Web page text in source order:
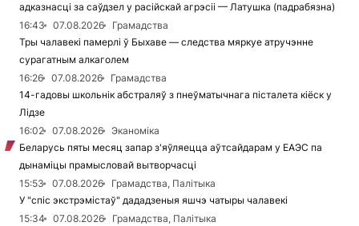
адказнасці за саўдзел у расійскай агрэсіі — Латушка (падрабязна)
16:43
07.08.2026
Грамадства
Тры чалавекі памерлі ў Быхаве — следства мяркуе атручэнне
сурагатным алкаголем
16:26
07.08.2026
Грамадства
14-гадовы школьнік абстраляў з пнеўматычнага пісталета кіёск у
Лідзе
16:02
07.08.2026
Эканоміка
Беларусь пяты месяц запар з'яўляецца аўтсайдарам у ЕАЭС па
дынаміцы прамысловай вытворчасці
15:53
07.08.2026
Грамадства, Палітыка
У "спіс экстрэмістаў" дададзеныя яшчэ чатыры чалавекі
15:34
07.08.2026
Грамадства, Палітыка